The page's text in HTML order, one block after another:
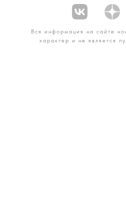
Вся информация на сайте
характер и не является